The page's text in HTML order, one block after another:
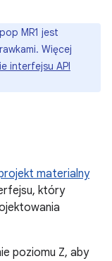
MR1 jest
Więcej
interfejsu API
materialny
który
poziomu Z, aby